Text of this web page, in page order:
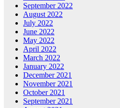
September 2022
August 2022
July 2022
June 2022
May 2022
April 2022
March 2022
January 2022
December 2021
November 2021
October 2021
September 2021